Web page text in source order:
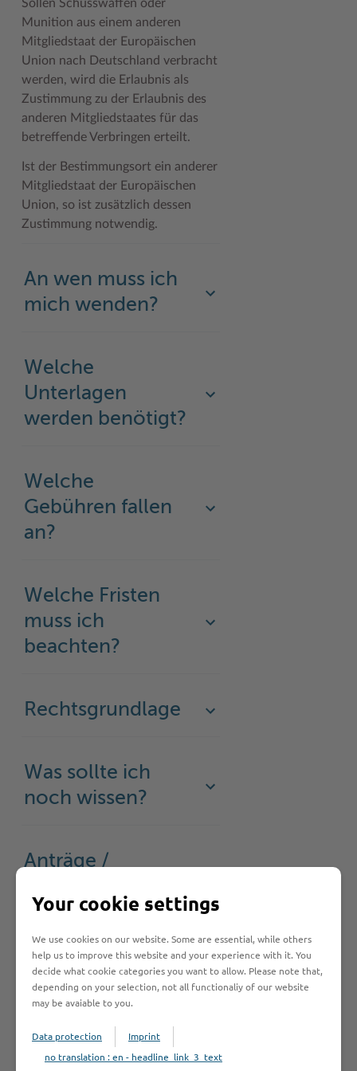
Woche der Seelischen Gesundheit
#MeinStormarn
Karrieretag
Zahlen, Daten, Fakten
Sollen Schusswaffen oder
Munition aus einem anderen
Mitgliedstaat der Europäischen
Union nach Deutschland verbracht
werden, wird die Erlaubnis als
Zustimmung zu der Erlaubnis des
anderen Mitgliedstaates für das
betreffende Verbringen erteilt.
Ist der Bestimmungsort ein anderer
Mitgliedstaat der Europäischen
Union, so ist zusätzlich dessen
Zustimmung notwendig.
An wen muss ich
mich wenden?
Welche
Unterlagen
werden benötigt?
Welche
Gebühren fallen
an?
Welche Fristen
muss ich
beachten?
Rechtsgrundlage
Was sollte ich
noch wissen?
Anträge /
Formulare
Hilfe & Kontakt:
Your cookie settings
We use cookies on our website. Some are essential, while others
help us to improve this website and your experience with it. You
decide what cookie categories you want to allow. Please note that,
depending on your selection, not all functionaliy of our website
may be avaiable to you.
Data protection
Imprint
no translation : en - headline_link_3_text